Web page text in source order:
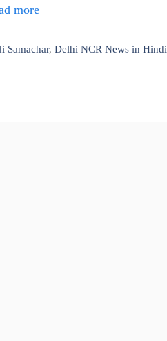
more
Samachar,Delhi NCR News in Hindi